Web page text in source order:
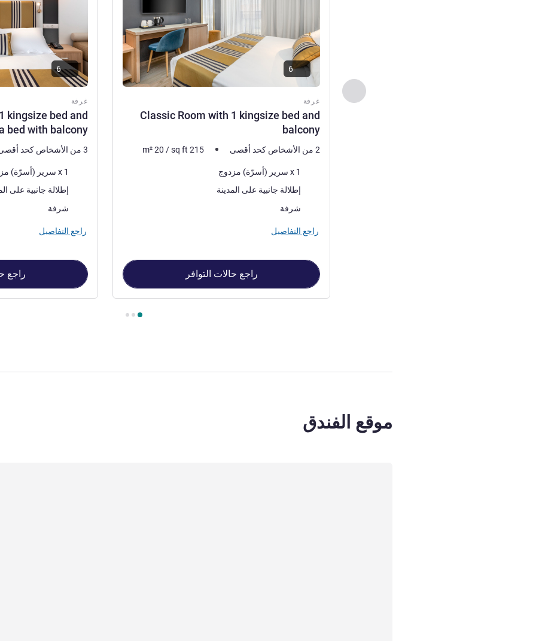
السابق - غرفة
غرفة
Classic Room with 1 kingsize bed and
balcony
6
2 من الأشخاص كحد أقصى m²20 /sq ft 215
فرش السرير
1 x سرير (أسرّة) مزدوج
المناظر:إطلالة جانبية على المدينة
أكثر أماكن الإقامة:
شرفة
راجع التفاصيل
راجع حالات التوافر
غرفة
kingsize bed and
bed with balcony
6
3 من الأشخاص كحد أقصى
فرش السرير
1 x سرير (أسرّة) مزدوج
المناظر:إطلالة جانبية على
أكثر أماكن الإقامة:
شرفة
راجع التفاصيل
راجع
موقع الفندق